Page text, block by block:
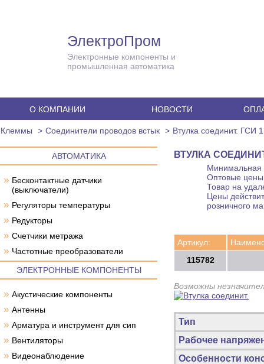
ЭлектроПром
Электронные компоненты и
промышленная автоматика
О КОМПАНИИ НОВОСТИ
Клеммы Соединители проводов встык Втулка соединит. ГСИ
АВТОМАТИКА
» Бесконтактные датчики
(выключатели)
» Регуляторы температуры
» Редукторы
» Счетчики метража
» Частотные преобразователи
ЭЛЕКТРОННЫЕ КОМПОНЕНТЫ
» Акустические компоненты
» Антенны
» Арматура и инструмент для сип
» Вентиляторы
» Видеонаблюдение
ВТУЛКА
Минимальная
Оптовые цены
Товар на
Цены
розничного
Артикул:
115782
Возможны
Тип
Рабочее
Особенности